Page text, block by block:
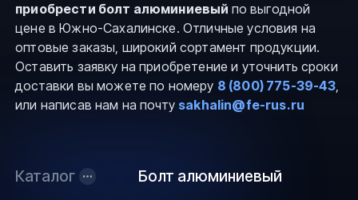
приобрести болт алюминиевый по выгодной
цене в Южно-Сахалинске. Отличные условия на
оптовые заказы, широкий сортамент продукции.
Оставить заявку на приобретение и уточнить сроки
доставки вы можете по номеру 8 (800) 775-39-43,
или написав нам на почту sakhalin@fe-rus.ru
Каталог Болт алюминиевый